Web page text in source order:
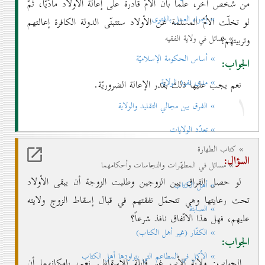
من شخص آخر، علماً بأنّ الاُمّ قادرة على إعالة الأولاد مادّيّاً، ثمّ
لو تخلّت الاُمّ المسلمة عن الأولاد ستتبنّى الدولة الكافرة إعالتهم
وتربيتهم؟
الجواب:
نعم يجب عليها ذلك بقدر الإعالة الضروريّة.
۱
السؤال:
لو حصل الفراق بين الزوجين وطلبت الزوجة أن يبقى الأولاد
تحت رعايتها وهي تتحمّل نفقتهم في قبال إسقاط الزوج ولايته
عليهم، فهل هذا الاتّفاق نافذ شرعاً؟
الجواب:
» إجزاء العمل بالفتوی
» مسائل في ولاية الفقيه
» أساس الحكومة الإسلاميّة
» مدی نفوذ الولاية
» الفرق بين مجالي التقليد والولاية
» تعدّد الولايات
» كتاب الطهارة
» مسائل في المطهّرات والنجاسات وأحكامهما
» أهل الكتاب
» الصابئة
» الكفّار (غير أهل الكتاب)
» الأكل في المطاعم التي يتراودها أهل الكتاب